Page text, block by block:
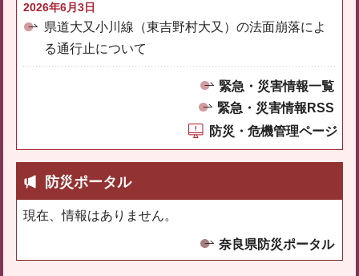
2026年6月3日
県道大又小川線（東吉野村大又）の法面崩落によ
る通行止について
緊急・災害情報一覧
緊急・災害情報RSS
防災・危機管理ページ
防災ポータル
現在、情報はありません。
奈良県防災ポータル